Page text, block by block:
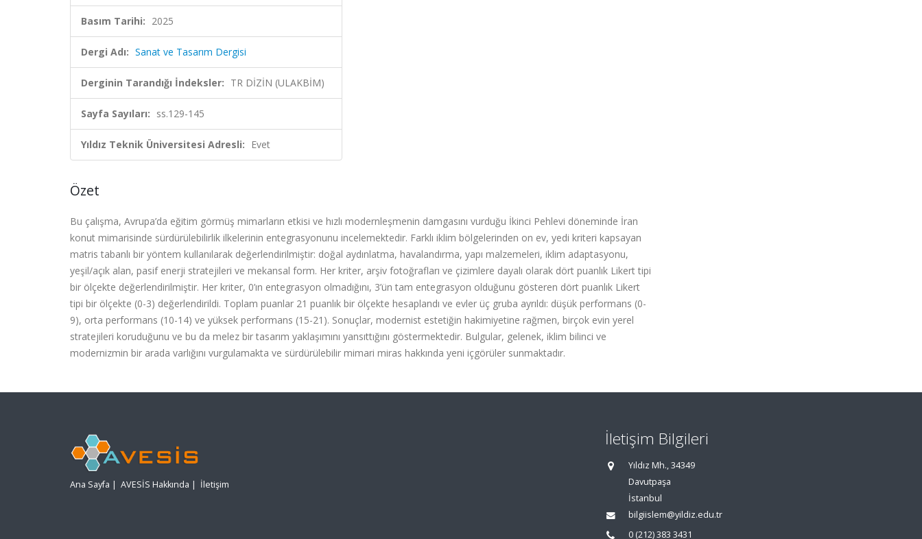
Basım Tarihi: 2025
Dergi Adı: Sanat ve Tasarım Dergisi
Derginin Tarandığı İndeksler: TR DİZİN (ULAKBİM)
Sayfa Sayıları: ss.129-145
Yıldız Teknik Üniversitesi Adresli: Evet
Özet
Bu çalışma, Avrupa’da eğitim görmüş mimarların etkisi ve hızlı modernleşmenin damgasını vurduğu İkinci Pehlevi döneminde İran
konut mimarisinde sürdürülebilirlik ilkelerinin entegrasyonunu incelemektedir. Farklı iklim bölgelerinden on ev, yedi kriteri kapsayan
matris tabanlı bir yöntem kullanılarak değerlendirilmiştir: doğal aydınlatma, havalandırma, yapı malzemeleri, iklim adaptasyonu,
yeşil/açık alan, pasif enerji stratejileri ve mekansal form. Her kriter, arşiv fotoğrafları ve çizimlere dayalı olarak dört puanlık Likert tipi
bir ölçekte değerlendirilmiştir. Her kriter, 0’ın entegrasyon olmadığını, 3’ün tam entegrasyon olduğunu gösteren dört puanlık Likert
tipi bir ölçekte (0-3) değerlendirildi. Toplam puanlar 21 puanlık bir ölçekte hesaplandı ve evler üç gruba ayrıldı: düşük performans (0-
9), orta performans (10-14) ve yüksek performans (15-21). Sonuçlar, modernist estetiğin hakimiyetine rağmen, birçok evin yerel
stratejileri koruduğunu ve bu da melez bir tasarım yaklaşımını yansıttığını göstermektedir. Bulgular, gelenek, iklim bilinci ve
modernizmin bir arada varlığını vurgulamakta ve sürdürülebilir mimari miras hakkında yeni içgörüler sunmaktadır.
Ana Sayfa | AVESİS Hakkında | İletişim
İletişim Bilgileri
Yıldız Mh., 34349
Davutpaşa
İstanbul
bilgiislem@yildiz.edu.tr
0 (212) 383 3431